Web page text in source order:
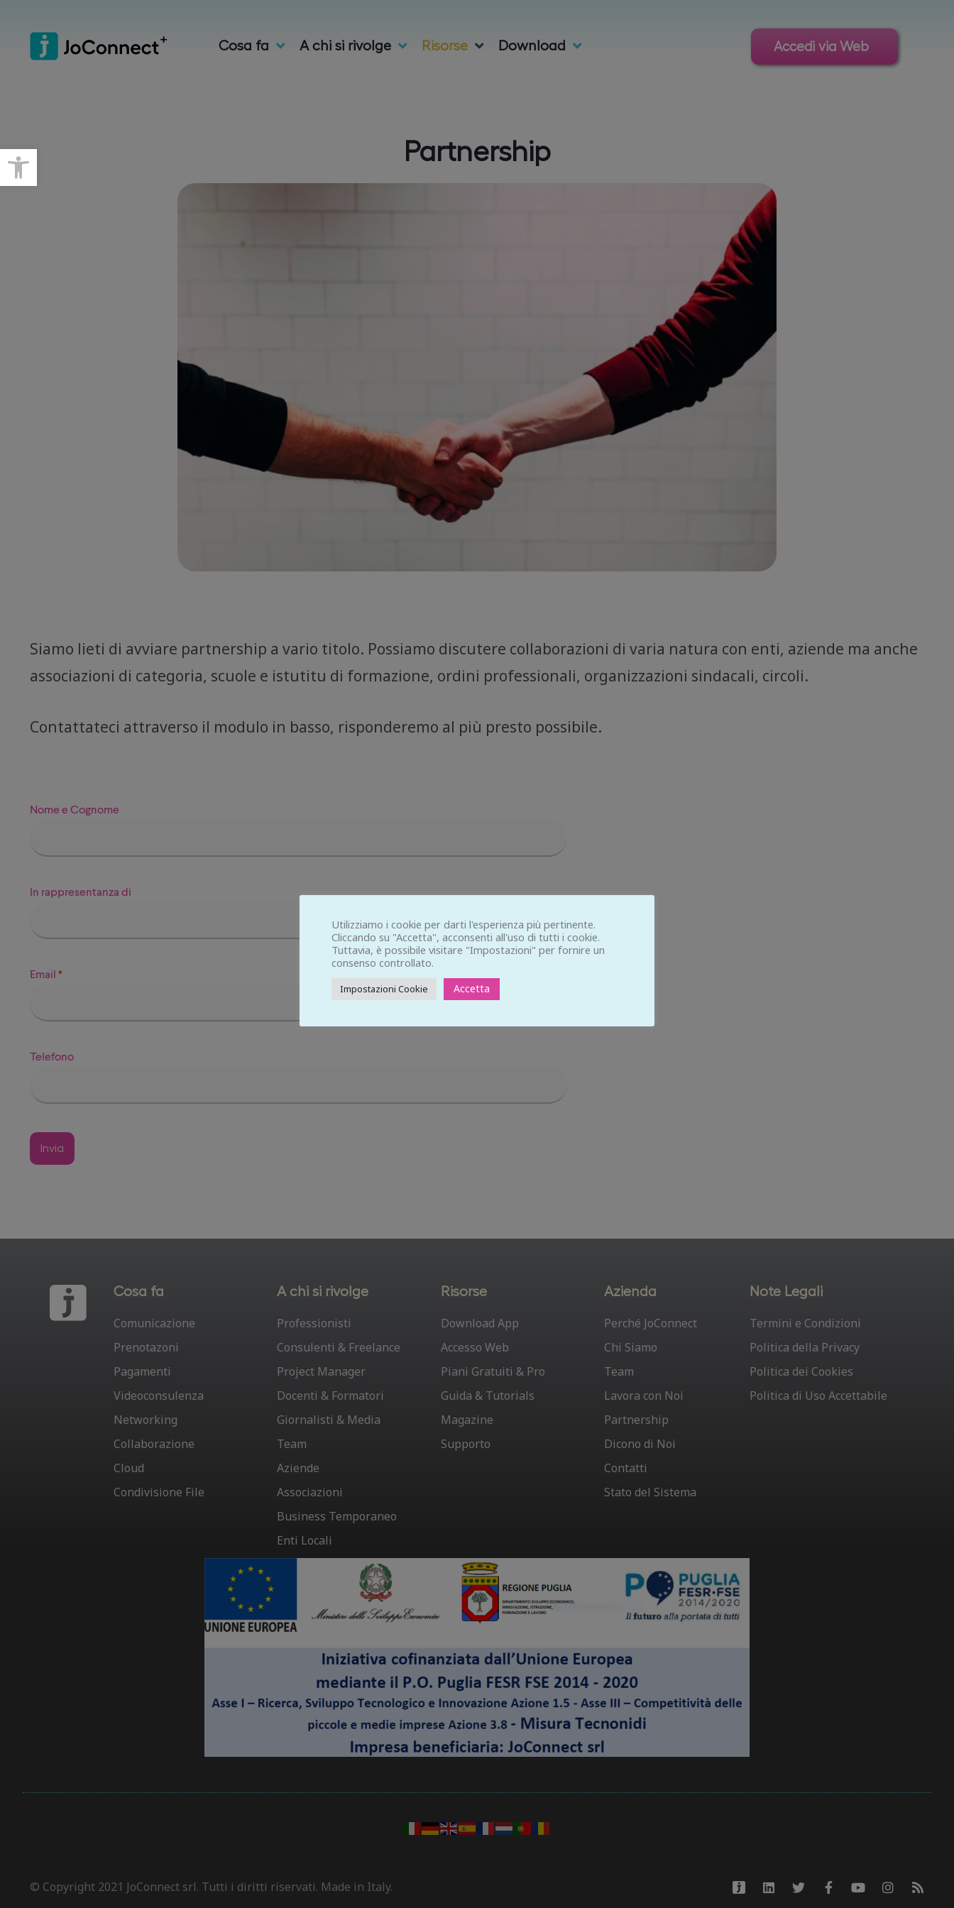
Open toolbar
Cosa fa A chi si rivolge Risorse Download Accedi via Web
Partnership
Siamo lieti di avviare partnership a vario titolo. Possiamo discutere collaborazioni di varia natura con enti, aziende ma anche
associazioni di categoria, scuole e istutitu di formazione, ordini professionali, organizzazioni sindacali, circoli.
Contattateci attraverso il modulo in basso, risponderemo al più presto possibile.
Nome e Cognome
In rappresentanza di
Email *
Telefono
Invia
Cosa fa
Comunicazione
Prenotazoni
Pagamenti
Videoconsulenza
Networking
Collaborazione
Cloud
Condivisione File
A chi si rivolge
Professionisti
Consulenti & Freelance
Project Manager
Docenti & Formatori
Giornalisti & Media
Team
Aziende
Associazioni
Business Temporaneo
Enti Locali
Risorse
Download App
Accesso Web
Piani Gratuiti & Pro
Guida & Tutorials
Magazine
Supporto
Azienda
Perché JoConnect
Chi Siamo
Team
Lavora con Noi
Partnership
Dicono di Noi
Contatti
Stato del Sistema
Note Legali
Termini e Condizioni
Politica della Privacy
Politica dei Cookies
Politica di Uso Accettabile
© Copyright 2021 JoConnect srl. Tutti i diritti riservati. Made in Italy.
Utilizziamo i cookie per darti l'esperienza più pertinente.
Cliccando su "Accetta", acconsenti all'uso di tutti i cookie.
Tuttavia, è possibile visitare "Impostazioni" per fornire un
consenso controllato.
Impostazioni Cookie Accetta